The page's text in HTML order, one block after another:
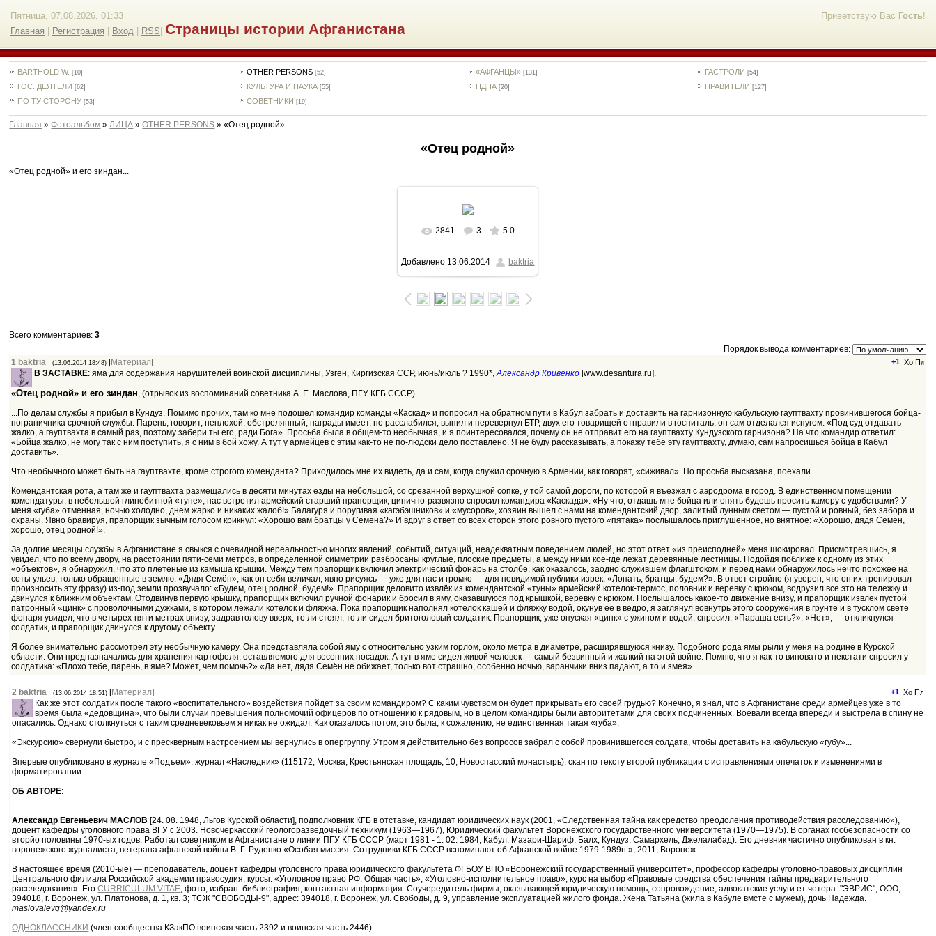
Приветствую Вас Гость!
Пятница, 07.08.2026, 01:33
Главная
Регистрация Вход RSS Страницы истории Афганистана
BARTHOLD W. [10] OTHER PERSONS [52] «АФГАНЦЫ» [131] ГАСТРОЛИ [54]
ГОС. ДЕЯТЕЛИ [62] КУЛЬТУРА И НАУКА [55] НДПА [20] ПРАВИТЕЛИ [127]
ПО ТУ СТОРОНУ [53] СОВЕТНИКИ [19]
Главная »Фотоальбом »ЛИЦА »OTHER PERSONS » «Отец родной»
«Отец родной»
«Отец родной» и его зиндан...
В реальном размере
916x616/ 133.6Kb
2841 3 5.0
Добавлено 13.06.2014 baktria
Всего комментариев:3
Порядок вывода комментариев:
+1
1 baktria (13.06.2014 18:48) [Материал]
В ЗАСТАВКЕ: яма для содержания нарушителей воинской дисциплины, Узген, Киргизская ССР, июнь/июль ? 1990*,Александр Кривенко [www.desantura.ru].
«Отец родной» и его зиндан, (отрывок из воспоминаний советника А. Е. Маслова, ПГУ КГБ СССР)
...По делам службы я прибыл в Кундуз. Помимо прочих, там ко мне подошел командир команды «Каскад» и попросил на обратном пути в Кабул забрать и доставить на гарнизонную кабульскую гауптвахту провинившегося бойца-
пограничника срочной службы. Парень, говорит, неплохой, обстрелянный, награды имеет, но расслабился, выпил и перевернул БТР, двух его товарищей отправили в госпиталь, он сам отделался испугом. «Под суд отдавать
жалко, а гауптвахта в самый раз, поэтому забери ты его, ради Бога». Просьба была в общем-то необычная, и я поинтересовался, почему он не отправит его на гауптвахту Кундузского гарнизона? На что командир ответил:
«Бойца жалко, не могу так с ним поступить, я с ним в бой хожу. А тут у армейцев с этим как-то не по-людски дело поставлено. Я не буду рассказывать, а покажу тебе эту гауптвахту, думаю, сам напросишься бойца в Кабул
доставить».
Что необычного может быть на гауптвахте, кроме строгого коменданта? Приходилось мне их видеть, да и сам, когда служил срочную в Армении, как говорят, «сиживал». Но просьба высказана, поехали.
Комендантская рота, а там же и гауптвахта размещались в десяти минутах езды на небольшой, со срезанной верхушкой сопке, у той самой дороги, по которой я въезжал с аэродрома в город. В единственном помещении
комендатуры, в небольшой глинобитной «туне», нас встретил армейский старший прапорщик, цинично-развязно спросил командира «Каскада»: «Ну что, отдашь мне бойца или опять будешь просить камеру с удобствами? У
меня «губа» отменная, ночью холодно, днем жарко и никаких жалоб!» Балагуря и поругивая «кагэбэшников» и «мусоров», хозяин вышел с нами на комендантский двор, залитый лунным светом — пустой и ровный, без забора и
охраны. Явно бравируя, прапорщик зычным голосом крикнул: «Хорошо вам братцы у Семена?» И вдруг в ответ со всех сторон этого ровного пустого «пятака» послышалось приглушенное, но внятное: «Хорошо, дядя Семён,
хорошо, отец родной!».
За долгие месяцы службы в Афганистане я свыкся с очевидной нереальностью многих явлений, событий, ситуаций, неадекватным поведением людей, но этот ответ «из преисподней» меня шокировал. Присмотревшись, я
увидел, что по всему двору, на расстоянии пяти-семи метров, в определенной симметрии разбросаны круглые, плоские предметы, а между ними кое-где лежат деревянные лестницы. Подойдя поближе к одному из этих
«объектов», я обнаружил, что это плетеные из камыша крышки. Между тем прапорщик включил электрический фонарь на столбе, как оказалось, заодно служившем флагштоком, и перед нами обнаружилось нечто похожее на
соты ульев, только обращенные в землю. «Дядя Семён», как он себя величал, явно рисуясь — уже для нас и громко — для невидимой публики изрек: «Лопать, братцы, будем?». В ответ стройно (я уверен, что он их тренировал
произносить эту фразу) из-под земли прозвучало: «Будем, отец родной, будем!». Прапорщик деловито извлёк из комендантской «туны» армейский котелок-термос, половник и веревку с крюком, водрузил все это на тележку и
двинулся к ближним объектам. Отодвинув первую крышку, прапорщик включил ручной фонарик и бросил в яму, оказавшуюся под крышкой, веревку с крюком. Послышалось какое-то движение внизу, и прапорщик извлек пустой
патронный «цинк» с проволочными дужками, в котором лежали котелок и фляжка. Пока прапорщик наполнял котелок кашей и фляжку водой, окунув ее в ведро, я заглянул вовнутрь этого сооружения в грунте и в тусклом свете
фонаря увидел, что в четырех-пяти метрах внизу, задрав голову вверх, то ли стоял, то ли сидел бритоголовый солдатик. Прапорщик, уже опуская «цинк» с ужином и водой, спросил: «Параша есть?». «Нет», — откликнулся
солдатик, и прапорщик двинулся к другому объекту.
Я более внимательно рассмотрел эту необычную камеру. Она представляла собой яму с относительно узким горлом, около метра в диаметре, расширявшуюся книзу. Подобного рода ямы рыли у меня на родине в Курской
области. Они предназначались для хранения картофеля, оставляемого для весенних посадок. А тут в яме сидел живой человек — самый безвинный и жалкий на этой войне. Помню, что я как-то виновато и некстати спросил у
солдатика: «Плохо тебе, парень, в яме? Может, чем помочь?» «Да нет, дядя Семён не обижает, только вот страшно, особенно ночью, варанчики вниз падают, а то и змея».
+1
2 baktria (13.06.2014 18:51) [Материал]
Как же этот солдатик после такого «воспитательного» воздействия пойдет за своим командиром? С каким чувством он будет прикрывать его своей грудью? Конечно, я знал, что в Афганистане среди армейцев уже в то
время была «дедовщина», что были случаи превышения полномочий офицеров по отношению к рядовым, но в целом командиры были авторитетами для своих подчиненных. Воевали всегда впереди и выстрела в спину не
опасались. Однако столкнуться с таким средневековьем я никак не ожидал. Как оказалось потом, это была, к сожалению, не единственная такая «губа».
«Экскурсию» свернули быстро, и с прескверным настроением мы вернулись в опергруппу. Утром я действительно без вопросов забрал с собой провинившегося солдата, чтобы доставить на кабульскую «губу»...
Впервые опубликовано в журнале «Подъем»; журнал «Наследник» (115172, Москва, Крестьянская площадь, 10, Новоспасский монастырь), скан по тексту второй публикации с исправлениями опечаток и изменениями в
форматировании.
ОБ АВТОРЕ:
Александр Евгеньевич МАСЛОВ [24. 08. 1948, Льгов Курской области], подполковник КГБ в отставке, кандидат юридических наук (2001, «Следственная тайна как средство преодоления противодействия расследованию»),
доцент кафедры уголовного права ВГУ с 2003. Новочеркасский геологоразведочный техникум (1963—1967), Юридический факультет Воронежского государственного университета (1970—1975). В органах госбезопасности со
вторйо половины 1970-ых годов. Работал советником в Афганистане о линии ПГУ КГБ СССР (март 1981 - 1. 02. 1984, Кабул, Мазари-Шариф, Балх, Кундуз, Самархель, Джелалабад). Его дневник частично опубликован в кн.
воронежского журналиста, ветерана афганской войны В. Г. Руденко «Особая миссия. Сотрудники КГБ СССР вспоминают об Афганской войне 1979-1989гг.», 2011, Воронеж.
В настоящее время (2010-ые) — преподаватель, доцент кафедры уголовного права юридического факультета ФГБОУ ВПО «Воронежский государственный университет», профессор кафедры уголовно-правовых дисциплин
Центрального филиала Российской академии правосудия; курсы: «Уголовное право РФ. Общая часть», «Уголовно-исполнительное право», курс на выбор «Правовые средства обеспечения тайны предварительного
расследования». ЕгоCURRICULUM VITAE, фото, избран. библиография, контактная информация. Соучередитель фирмы, оказывающей юридическую помощь, сопровождение, адвокатские услуги ет четера: "ЭВРИС", ООО,
394018, г. Воронеж, ул. Платонова, д. 1, кв. 3; ТСЖ "СВОБОДЫ-9", адрес: 394018, г. Воронеж, ул. Свободы, д. 9, управление эксплуатацией жилого фонда. Жена Татьяна (жила в Кабуле вмсте с мужем), дочь Надежда.
maslovalevg@yandex.ru
ОДНОКЛАССНИКИ (член сообщества КЗакПО воинская часть 2392 и воинская часть 2446).